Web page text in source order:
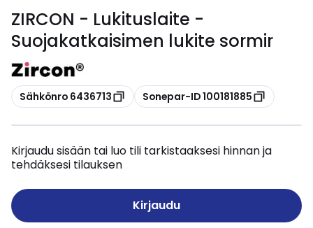
ZIRCON - Lukituslaite -
Suojakatkaisimen lukite sormir
Kopioi
Sähkönro 6436713 Kopioi
Sonepar-ID 100181885
Kirjaudu sisään tai luo tili tarkistaaksesi hinnan ja
tehdäksesi tilauksen
Kirjaudu